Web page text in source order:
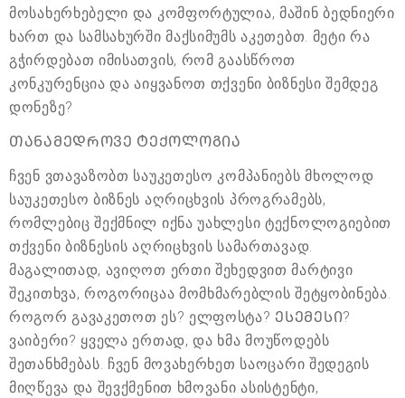
მოსახერხებელი და კომფორტულია, მაშინ ბედნიერი
ხართ და სამსახურში მაქსიმუმს აკეთებთ. მეტი რა
გჭირდებათ იმისათვის, რომ გაასწროთ
კონკურენცია და აიყვანოთ თქვენი ბიზნესი შემდეგ
დონეზე?
ᲗᲐᲜᲐᲛᲔᲓᲠᲝᲕᲔ ᲢᲔᲥᲝᲚᲝᲒᲘᲐ
ჩვენ ვთავაზობთ საუკეთესო კომპანიებს მხოლოდ
საუკეთესო ბიზნეს აღრიცხვის პროგრამებს,
რომლებიც შექმნილ იქნა უახლესი ტექნოლოგიებით
თქვენი ბიზნესის აღრიცხვის სამართავად.
მაგალითად, ავიღოთ ერთი შეხედვით მარტივი
შეკითხვა, როგორიცაა მომხმარებლის შეტყობინება.
როგორ გავაკეთოთ ეს? ელფოსტა? ᲔᲡᲔᲛᲔᲡᲘ?
ვაიბერი? ყველა ერთად, და ხმა მოუწოდებს
შეთანხმებას. ჩვენ მოვახერხეთ საოცარი შედეგის
მიღწევა და შევქმენით ხმოვანი ასისტენტი,